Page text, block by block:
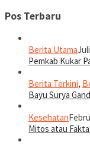
Pos Terbaru
Berita Utama
Pemkab Kukar
Berita Terkini,
Bayu Surya
Kesehatan
Mitos atau